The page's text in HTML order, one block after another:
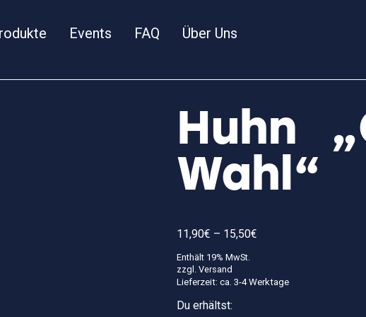
Events FAQ Über Uns
Huhn
Wahl“
11,90€ – 15,50€Preisspanne:
Enthält 19% MwSt.
zzgl. Versand
Lieferzeit: ca. 3-4 Werktage
Du erhältst: